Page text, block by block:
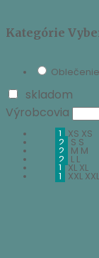
Kategórie
Oblečenie
skladom
Výrobcovia
1 XS XS
2 S S
2 M M
2 L L
1 XL XL
1 XXL XXL